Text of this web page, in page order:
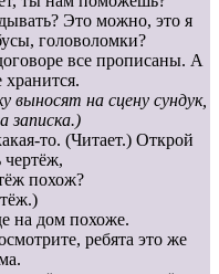
Это можно, это я
головоломки?
все прописаны. А
хранится.
выносят на сцену сундук,
записка.)
то. (Читает.) Открой
чертёж,
похож?
на дом похоже.
ребята это же